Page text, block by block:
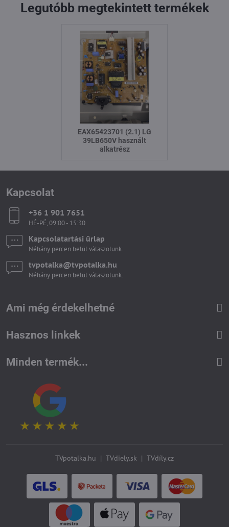
Legutóbb megtekintett termékek
EAX65423701 (2.1) LG
39LB650V használt
alkatrész
Kapcsolat
+36 1 901 7651
HÉ-PÉ, 09:00 - 15:30
Kapcsolatartási űrlap
Néhány percen belül válaszolunk.
tvpotalka​@tvpotalka​.hu
Néhány percen belül válaszolunk.
Ami még érdekelhetné
Hasznos linkek
Minden termék...
TVpotalka.hu | TVdiely.sk | TVdíly.cz